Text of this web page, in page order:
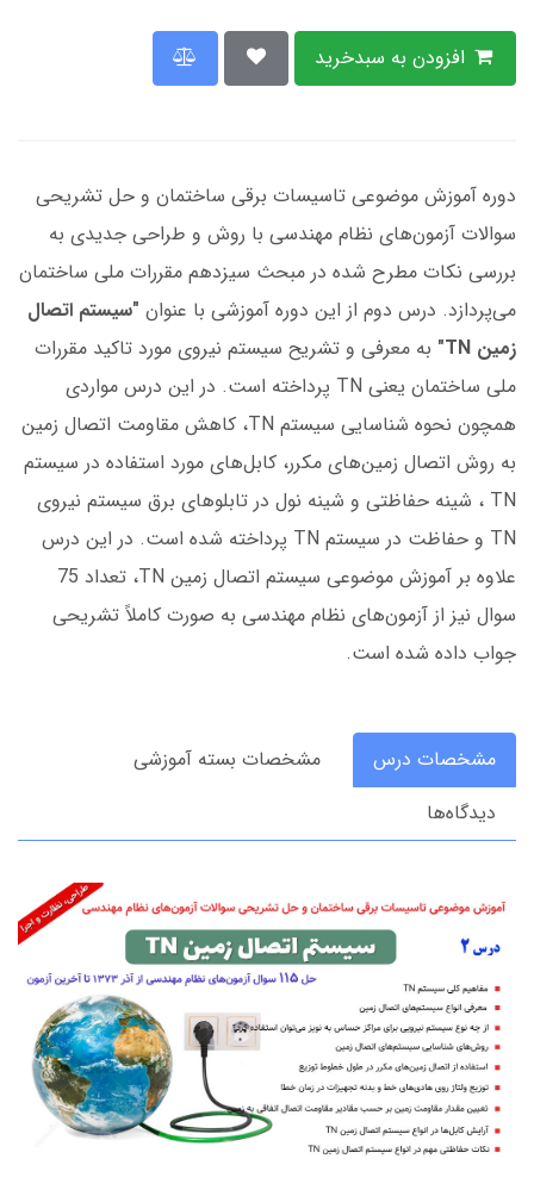
دوره آموزش موضوعی تاسیسات برقی ساختمان و حل تشریحی
سوالات آزمون‌های نظام مهندسی با روش و طراحی جدیدی به
بررسی نکات مطرح شده در مبحث سیزدهم مقررات ملی ساختمان
می‌پردازد. درس دوم از این دوره آموزشی با عنوان "سیستم اتصال
زمین TN"
به معرفی و تشریح سیستم‌ نیروی مورد تاکید مقررات
ملی ساختمان یعنی TN پرداخته است. در این درس مواردی
همچون نحوه شناسایی سیستم TN، کاهش مقاومت اتصال زمین
به روش اتصال زمین‌های مکرر، کابل‌های مورد استفاده در سیستم
TN ، شینه حفاظتی و شینه نول در تابلوهای برق سیستم نیروی
TN و حفاظت در سیستم TN پرداخته شده است. در این درس
علاوه بر آموزش موضوعی سیستم‌ اتصال زمین TN، تعداد 75
سوال نیز از آزمون‌های نظام مهندسی به صورت کاملاً تشریحی
جواب داده شده است.
مشخصات درس
مشخصات بسته آموزشی
دیدگاه‌ها